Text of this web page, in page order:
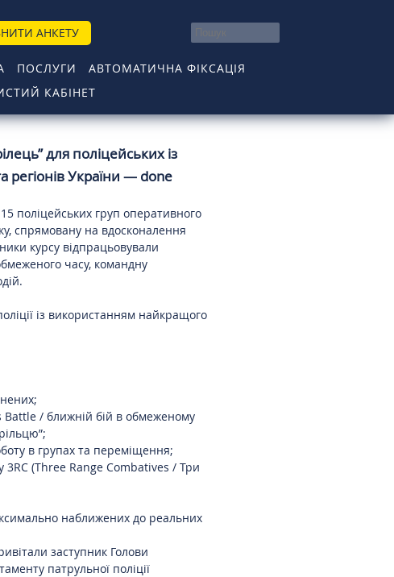
АНКЕТУ
ПОСЛУГИ
АВТОМАТИЧНА ФІКСАЦІЯ
КАБІНЕТ
для поліцейських із
регіонів України — done
15 поліцейських груп оперативного
спрямовану на вдосконалення
курсу відпрацьовували
часу, командну
із використанням найкращого
Battle / ближній бій в обмеженому
в групах та переміщення;
(Three Range Combatives / Три
наближених до реальних
заступник Голови
патрульної поліції